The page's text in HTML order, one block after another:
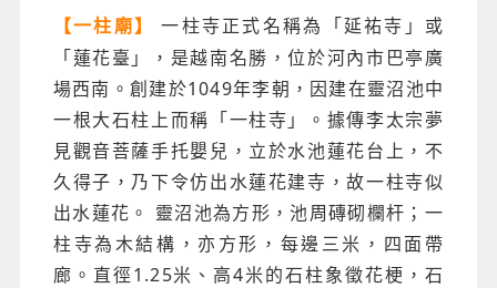
【一柱廟】
一柱寺正式名稱為「延祐寺」或
「蓮花臺」，是越南名勝，位於河內市巴亭廣
場西南。創建於1049年李朝，因建在靈沼池中
一根大石柱上而稱「一柱寺」。據傳李太宗夢
見觀音菩薩手托嬰兒，立於水池蓮花台上，不
久得子，乃下令仿出水蓮花建寺，故一柱寺似
出水蓮花。 靈沼池為方形，池周磚砌欄杆；一
柱寺為木結構，亦方形，每邊三米，四面帶
廊。直徑1.25米、高4米的石柱象徵花梗，石